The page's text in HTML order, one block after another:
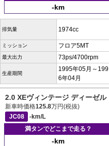
-km
排気量 1974cc
ミッション フロア5MT
最大出力 73ps/4700rpm
生産期間
1995年05月～199
6年04月
2.0 XEヴィンテージ ディーゼル
新車時価格125.8万円(税抜)
JC08
-km/L
満タンでどこまで走る？
-km